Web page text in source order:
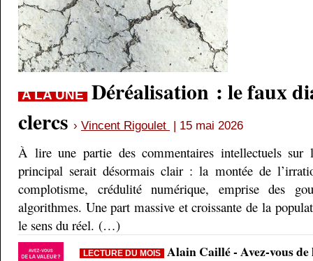
A LA UNE Déréalisation : le faux
clercs › Vincent Rigoulet | 15 mai 2026
À lire une partie des commentaires intellectuels sur
principal serait désormais clair : la montée de
complotisme, crédulité numérique, emprise des
algorithmes. Une part massive et croissante de la
le sens du réel. (…)
LECTURE DU MOIS Alain Caillé - Avez-vous